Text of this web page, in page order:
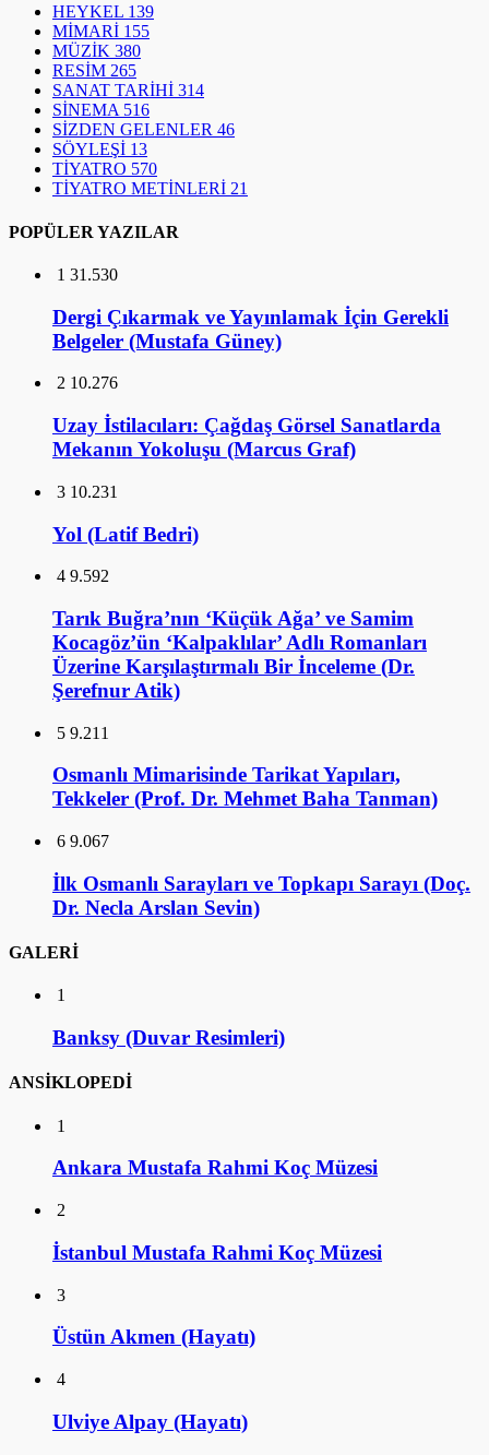
HEYKEL 139
MİMARİ 155
MÜZİK 380
RESİM 265
SANAT TARİHİ 314
SİNEMA 516
SİZDEN GELENLER 46
SÖYLEŞİ 13
TİYATRO 570
TİYATRO METİNLERİ 21
POPÜLER YAZILAR
1 31.530
Dergi Çıkarmak ve Yayınlamak İçin Gerekli
Belgeler (Mustafa Güney)
2 10.276
Uzay İstilacıları: Çağdaş Görsel Sanatlarda
Mekanın Yokoluşu (Marcus Graf)
3 10.231
Yol (Latif Bedri)
4 9.592
Tarık Buğra’nın ‘Küçük Ağa’ ve Samim
Kocagöz’ün ‘Kalpaklılar’ Adlı Romanları
Üzerine Karşılaştırmalı Bir İnceleme (Dr.
Şerefnur Atik)
5 9.211
Osmanlı Mimarisinde Tarikat Yapıları,
Tekkeler (Prof. Dr. Mehmet Baha Tanman)
6 9.067
İlk Osmanlı Sarayları ve Topkapı Sarayı (Doç.
Dr. Necla Arslan Sevin)
GALERİ
1
Banksy (Duvar Resimleri)
ANSİKLOPEDİ
1
Ankara Mustafa Rahmi Koç Müzesi
2
İstanbul Mustafa Rahmi Koç Müzesi
3
Üstün Akmen (Hayatı)
4
Ulviye Alpay (Hayatı)